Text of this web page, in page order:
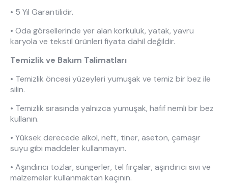
• 5 Yıl Garantilidir.
• Oda görsellerinde yer alan korkuluk, yatak, yavru
karyola ve tekstil ürünleri fiyata dahil değildir.
Temizlik ve Bakım Talimatları
• Temizlik öncesi yüzeyleri yumuşak ve temiz bir bez ile
silin.
• Temizlik sırasında yalnızca yumuşak, hafif nemli bir bez
kullanın.
• Yüksek derecede alkol, neft, tiner, aseton, çamaşır
suyu gibi maddeler kullanmayın.
• Aşındırıcı tozlar, süngerler, tel fırçalar, aşındırıcı sıvı ve
malzemeler kullanmaktan kaçının.